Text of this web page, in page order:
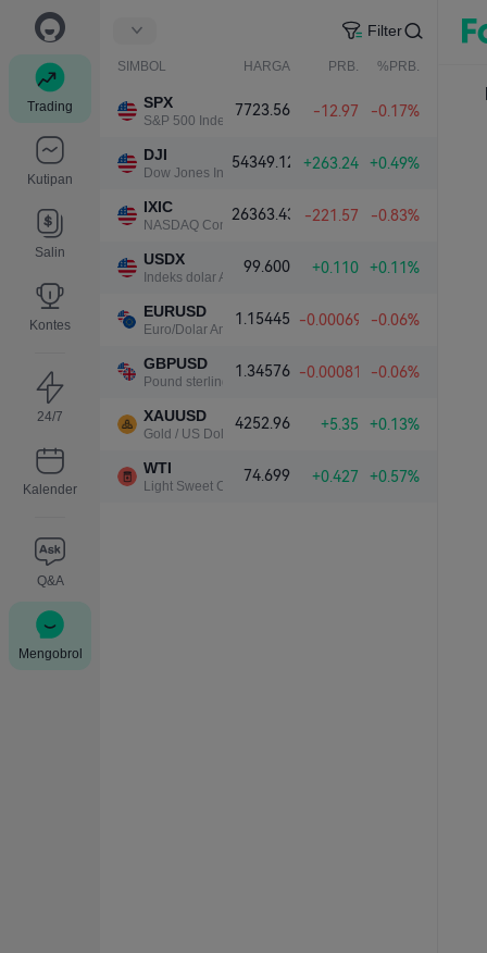
Trading
Kutipan
Salin
Kontes
24/7
Kalender
Q&A
Mengobrol
Filter
SIMBOL HARGA PRB. %PRB.
SPX
S&P 500 Index
7723.56 -12.97 -0.17%
DJI
Dow Jones Industrial Average
54349.12 +263.24 +0.49%
IXIC
NASDAQ Composite Index
26363.43 -221.57 -0.83%
USDX
Indeks dolar AS
99.600 +0.110 +0.11%
EURUSD
Euro/Dolar Amerika
1.15445 -0.00069 -0.06%
GBPUSD
Pound sterling/Dolar Amerika
1.34576 -0.00081 -0.06%
XAUUSD
Gold / US Dollar
4252.96 +5.35 +0.13%
WTI
Light Sweet Crude Oil
74.699 +0.427 +0.57%